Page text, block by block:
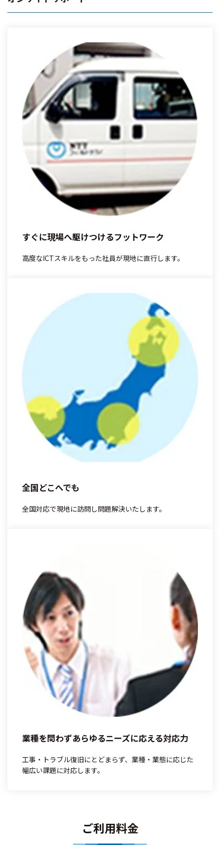
すぐに現場へ駆けつけるフットワーク
高度なICTスキルをもった社員が現地に直行します。
全国どこへでも
全国対応で現地に訪問し問題解決いたします。
業種を問わずあらゆるニーズに応える対応力
工事・トラブル復旧にとどまらず、業種・業態に応じた
幅広い課題に対応します。
ご利用料金